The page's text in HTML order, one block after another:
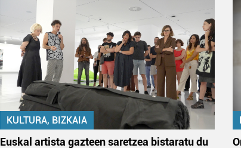
KULTURA, BIZKAIA
Euskal artista gazteen saretzea bistaratu du